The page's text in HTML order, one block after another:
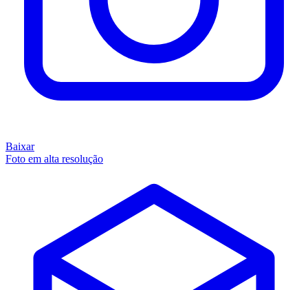
Baixar
Foto em alta resolução